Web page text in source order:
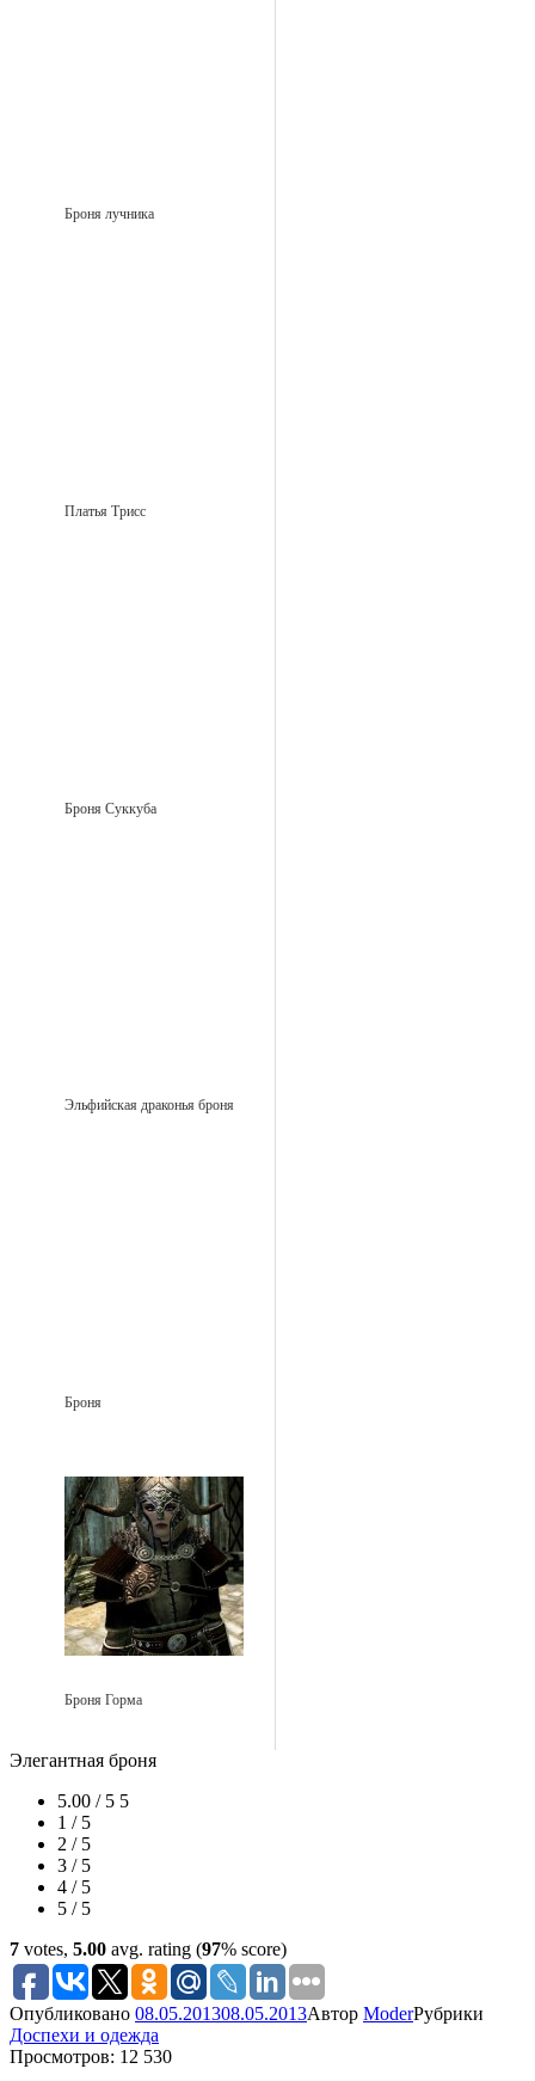
Броня лучника
Платья Трисс
Броня Суккуба
Эльфийская драконья броня
Броня
Броня Горма
Элегантная броня
5.00 / 5 5
1 / 5
2 / 5
3 / 5
4 / 5
5 / 5
7 votes, 5.00 avg. rating (97% score)
Опубликовано 08.05.201308.05.2013Автор ModerРубрики
Доспехи и одежда
Просмотров: 12 530